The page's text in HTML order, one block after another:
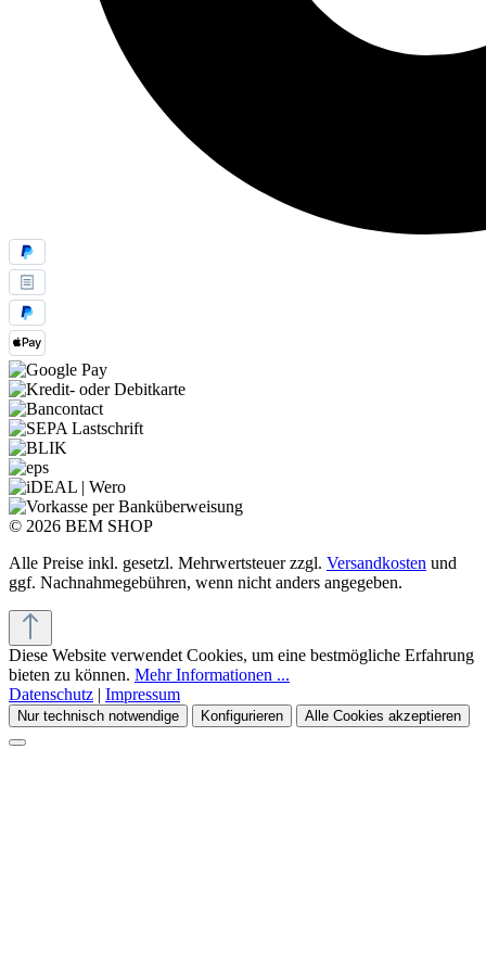
© 2026 BEM SHOP
Alle Preise inkl. gesetzl. Mehrwertsteuer zzgl. Versandkosten und
ggf. Nachnahmegebühren, wenn nicht anders angegeben.
Diese Website verwendet Cookies, um eine bestmögliche Erfahrung
bieten zu können. Mehr Informationen ...
Datenschutz | Impressum
Nur technisch notwendige Konfigurieren Alle Cookies akzeptieren